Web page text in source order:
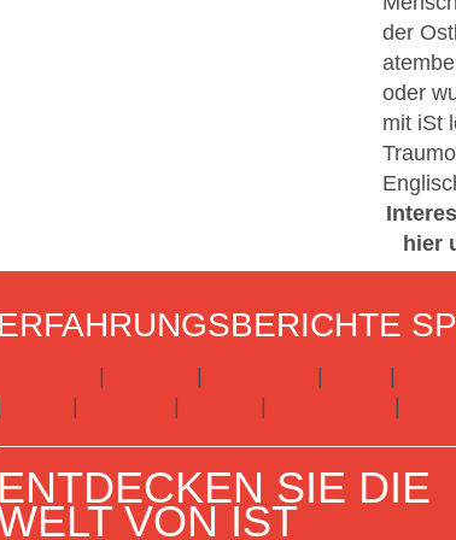
der
oder
mit iSt
hier
ERFAHRUNGSBERICHTE
ENTDECKEN SIE DIE
VON IST